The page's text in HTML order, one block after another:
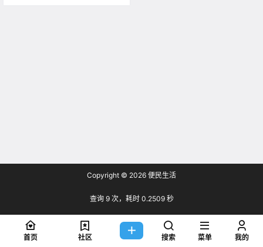
Copyright © 2026 便民生活
查询 9 次，耗时 0.2509 秒
首页 社区 搜索 菜单 我的